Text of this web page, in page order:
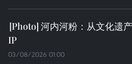
河内河粉：从文化遗
IP
03/08/2026 01:00